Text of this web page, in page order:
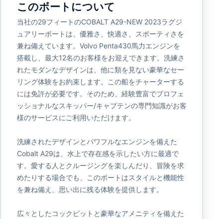
このボートについて
当社の29フィートのCOBALT A29-NEW 2023ラグジ
ュアリーボートは、優雅さ、快適さ、スポーティさを
兼ね備えています。Volvo Penta430馬力エンジンを
搭載し、最大12名のお客様をお迎えできます。洗練さ
れたモダンなデザインは、他に類を見ない豪華なセー
リング体験をお約束します。この船をチャーターする
には免許が必要です。そのため、経験豊富でプロフェ
ッショナルなスキッパー/キャプテンの専門知識がお客
様のサービスにご利用いただけます。
洗練されたデザインとパワフルなエンジンを備えた
Cobalt A29は、水上で存在感を示したい方に最適で
す。愛する人とクルージングを楽しんだり、冒険を求
めたりする場合でも、このボートはスタイルと機能性
を兼ね備え、思い出に残る体験を提供します。
広々としたコックピットと豪華なアメニティを備えた